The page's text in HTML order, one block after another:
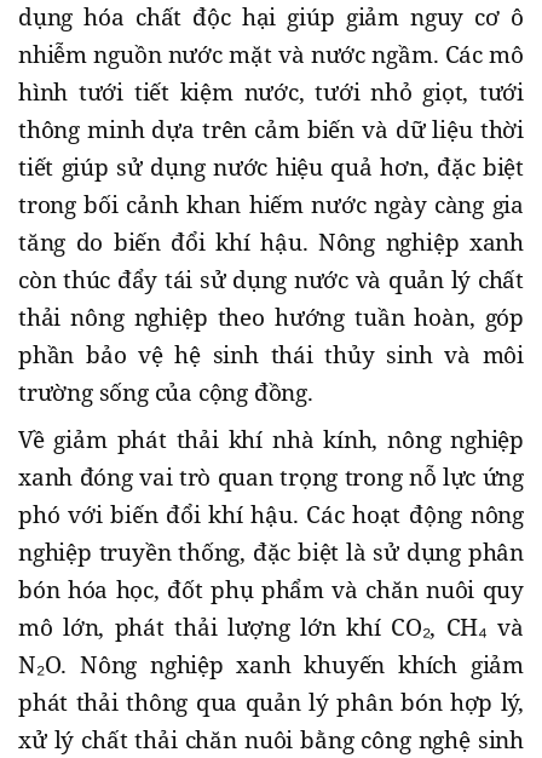
dụng hóa chất độc hại giúp giảm nguy cơ ô
nhiễm nguồn nước mặt và nước ngầm. Các mô
hình tưới tiết kiệm nước, tưới nhỏ giọt, tưới
thông minh dựa trên cảm biến và dữ liệu thời
tiết giúp sử dụng nước hiệu quả hơn, đặc biệt
trong bối cảnh khan hiếm nước ngày càng gia
tăng do biến đổi khí hậu. Nông nghiệp xanh
còn thúc đẩy tái sử dụng nước và quản lý chất
thải nông nghiệp theo hướng tuần hoàn, góp
phần bảo vệ hệ sinh thái thủy sinh và môi
trường sống của cộng đồng.
Về giảm phát thải khí nhà kính, nông nghiệp
xanh đóng vai trò quan trọng trong nỗ lực ứng
phó với biến đổi khí hậu. Các hoạt động nông
nghiệp truyền thống, đặc biệt là sử dụng phân
bón hóa học, đốt phụ phẩm và chăn nuôi quy
mô lớn, phát thải lượng lớn khí CO₂, CH₄ và
N₂O. Nông nghiệp xanh khuyến khích giảm
phát thải thông qua quản lý phân bón hợp lý,
xử lý chất thải chăn nuôi bằng công nghệ sinh